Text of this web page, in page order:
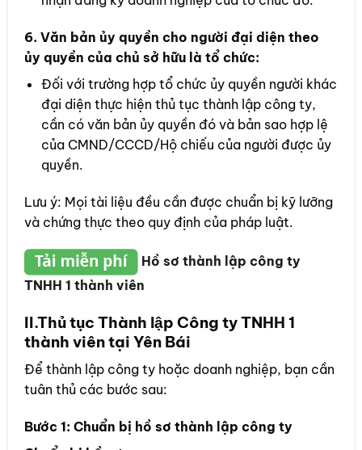
6. Văn bản ủy quyền cho người đại diện theo
ủy quyền của chủ sở hữu là tổ chức:
Đối với trường hợp tổ chức ủy quyền người khác
đại diện thực hiện thủ tục thành lập công ty,
cần có văn bản ủy quyền đó và bản sao hợp lệ
của CMND/CCCD/Hộ chiếu của người được ủy
quyền.
Lưu ý: Mọi tài liệu đều cần được chuẩn bị kỹ lưỡng
và chứng thực theo quy định của pháp luật.
Hồ sơ thành lập công ty
TNHH 1 thành viên
II.Thủ tục Thành lập Công ty TNHH 1
thành viên tại Yên Bái
Để thành lập công ty hoặc doanh nghiệp, bạn cần
tuân thủ các bước sau:
Bước 1: Chuẩn bị hồ sơ thành lập công ty